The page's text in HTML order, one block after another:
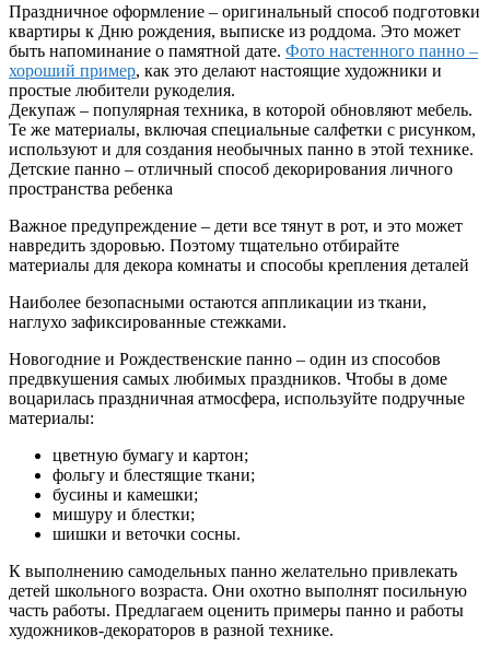
Праздничное оформление – оригинальный способ подготовки
квартиры к Дню рождения, выписке из роддома. Это может
быть напоминание о памятной дате. Фото настенного панно –
хороший пример, как это делают настоящие художники и
простые любители рукоделия.
Декупаж – популярная техника, в которой обновляют мебель.
Те же материалы, включая специальные салфетки с рисунком,
используют и для создания необычных панно в этой технике.
Детские панно – отличный способ декорирования личного
пространства ребенка
Важное предупреждение – дети все тянут в рот, и это может
навредить здоровью. Поэтому тщательно отбирайте
материалы для декора комнаты и способы крепления деталей
Наиболее безопасными остаются аппликации из ткани,
наглухо зафиксированные стежками.
Новогодние и Рождественские панно – один из способов
предвкушения самых любимых праздников. Чтобы в доме
воцарилась праздничная атмосфера, используйте подручные
материалы:
цветную бумагу и картон;
фольгу и блестящие ткани;
бусины и камешки;
мишуру и блестки;
шишки и веточки сосны.
К выполнению самодельных панно желательно привлекать
детей школьного возраста. Они охотно выполнят посильную
часть работы. Предлагаем оценить примеры панно и работы
художников-декораторов в разной технике.